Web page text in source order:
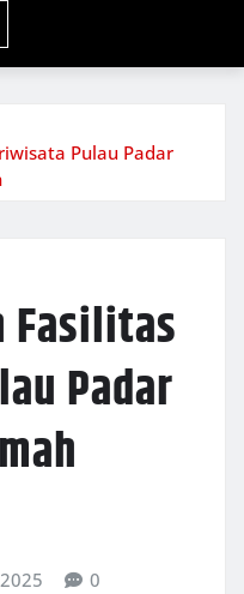
Pulau Padar
Fasilitas
Padar
0